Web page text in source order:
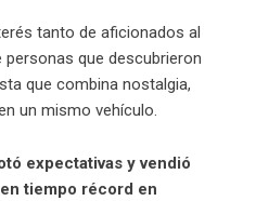
tanto de aficionados al
que descubrieron
que combina nostalgia,
un mismo vehículo.
expectativas y vendió
tiempo récord en